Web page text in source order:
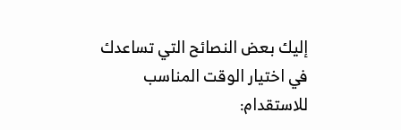
إليك بعض النصائح التي تساعدك
في اختيار الوقت المناسب
للاستقدام: